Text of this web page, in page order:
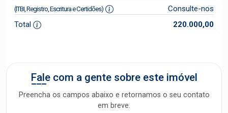
(ITBI, Registro, Escritura e Certidões)
Consulte-nos
Total
220.000,00
Fale com a gente sobre este imóvel
Preencha os campos abaixo e retornamos o seu contato
em breve.